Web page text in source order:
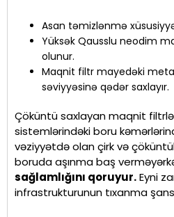
Asan təmizlənmə
Yüksək Qausslu neodim
olunur.
Maqnit filtr mayedəki
səviyyəsinə qədər saxlayır.
Çöküntü saxlayan maqnit
sistemlərindəki boru
vəziyyətdə olan çirk və
boruda aşınma baş
sağlamlığını qoruyur.Eyni
infrastrukturunun tıxanma